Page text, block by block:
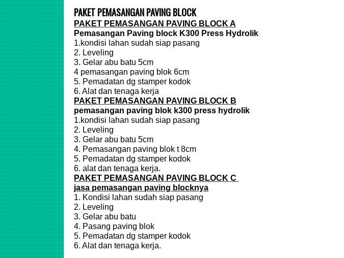
PAKET PEMASANGAN PAVING BLOCK
PAKET PEMASANGAN PAVING BLOCK A
Pemasangan Paving block K300 Press Hydrolik
1.kondisi lahan sudah siap pasang
2. Leveling
3. Gelar abu batu 5cm
4 pemasangan paving blok 6cm
5. Pemadatan dg stamper kodok
6. Alat dan tenaga kerja
PAKET PEMASANGAN PAVING BLOCK B
pemasangan paving blok k300 press hydrolik
1.kondisi lahan sudah siap pasang
2. Leveling
3. Gelar abu batu 5cm
4. Pemasangan paving blok t 8cm
5. Pemadatan dg stamper kodok
6. alat dan tenaga kerja.
PAKET PEMASANGAN PAVING BLOCK C
jasa pemasangan paving blocknya
1. Kondisi lahan sudah siap pasang
2. Leveling
3. Gelar abu batu
4. Pasang paving blok
5. Pemadatan dg stamper kodok
6. Alat dan tenaga kerja.